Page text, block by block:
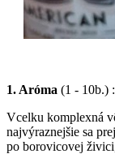
1. Aróma (1 - 10b.) :
Vcelku komplexná
najvýraznejšie sa
po borovicovej